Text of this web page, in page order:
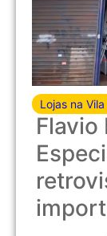
Lojas na
Flavio